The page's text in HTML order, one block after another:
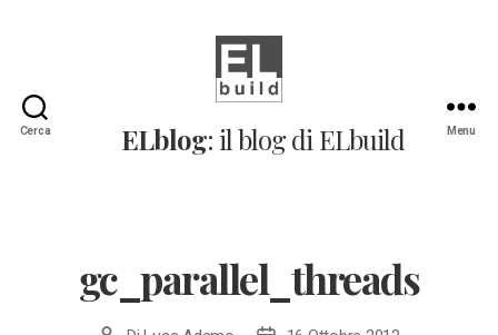
Cerca
Il
blog
ELblog: il blog di ELbuild Menu
gc_parallel_threads